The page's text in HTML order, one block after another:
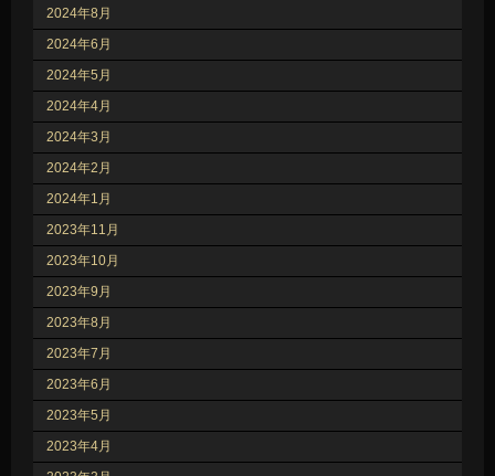
2024年8月
2024年6月
2024年5月
2024年4月
2024年3月
2024年2月
2024年1月
2023年11月
2023年10月
2023年9月
2023年8月
2023年7月
2023年6月
2023年5月
2023年4月